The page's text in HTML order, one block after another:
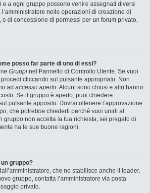
e a ogni gruppo possono venire assegnati diversi
nelle operazioni di creazione di
o di concessione di permessi per un forum privato,
posso far parte di uno di essi?
Gruppi nel Pannello di Controllo Utente. Se vuoi
cliccando sul pulsante appropriato. Non
ad accesso aperto. Alcuni sono chiusi e altri hanno
Se il gruppo è aperto, puoi chiedere
pulsante apposito. Dovrai ottenere l’approvazione
che potrebbe chiederti perché vuoi unirti al
gruppo non accetta la tua richiesta, sei pregato di
ha le sue buone ragioni.
gruppo?
che ne stabilisce anche il leader.
gruppo, contatta l’amministratore via posta
privato.